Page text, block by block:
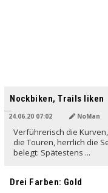
Nockbiken, Trails liken
24.06.20 07:02 NoMan
Verführerisch die
die Touren, herrlich die
belegt: Spätestens ...
Drei Farben: Gold